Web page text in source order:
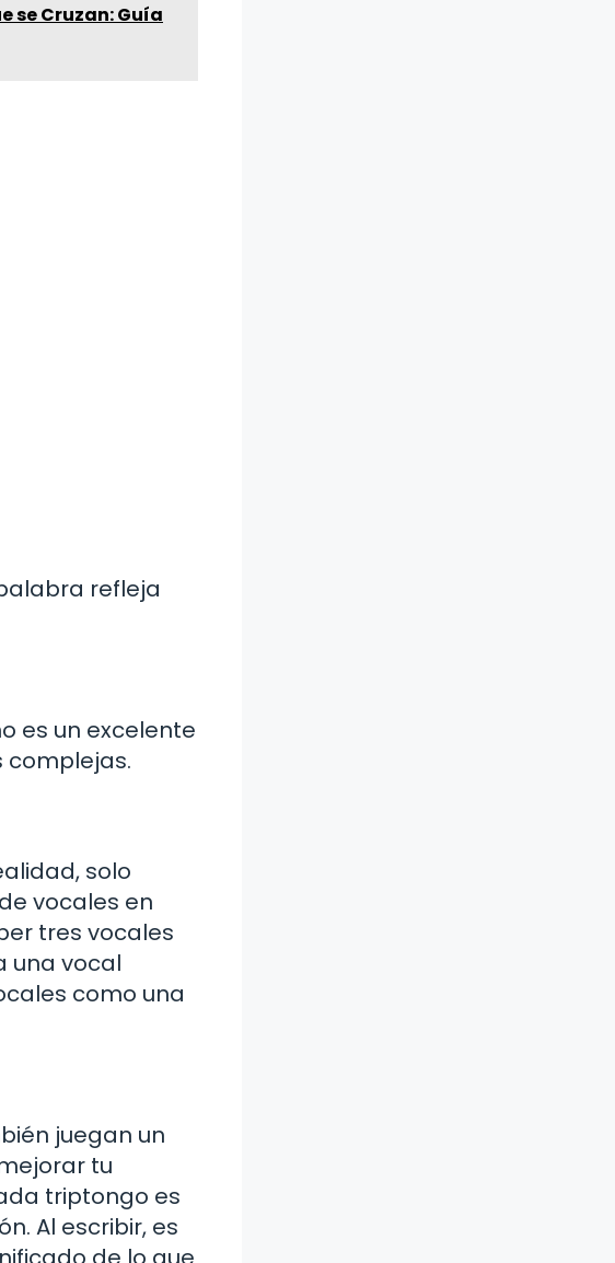
se Cruzan: Guía
refleja
es un excelente
complejas.
solo
vocales en
tres vocales
una vocal
como una
juegan un
tu
triptongo es
Al escribir, es